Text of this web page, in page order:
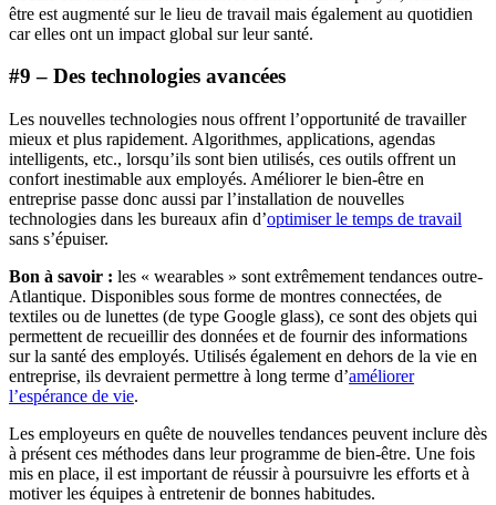
être est augmenté sur le lieu de travail mais également au quotidien
car elles ont un impact global sur leur santé.
#9 – Des technologies avancées
Les nouvelles technologies nous offrent l’opportunité de travailler
mieux et plus rapidement. Algorithmes, applications, agendas
intelligents, etc., lorsqu’ils sont bien utilisés, ces outils offrent un
confort inestimable aux employés. Améliorer le bien-être en
entreprise passe donc aussi par l’installation de nouvelles
technologies dans les bureaux afin d’optimiser le temps de travail
sans s’épuiser.
Bon à savoir : les « wearables » sont extrêmement tendances outre-
Atlantique. Disponibles sous forme de montres connectées, de
textiles ou de lunettes (de type Google glass), ce sont des objets qui
permettent de recueillir des données et de fournir des informations
sur la santé des employés. Utilisés également en dehors de la vie en
entreprise, ils devraient permettre à long terme d’améliorer
l’espérance de vie.
Les employeurs en quête de nouvelles tendances peuvent inclure dès
à présent ces méthodes dans leur programme de bien-être. Une fois
mis en place, il est important de réussir à poursuivre les efforts et à
motiver les équipes à entretenir de bonnes habitudes.